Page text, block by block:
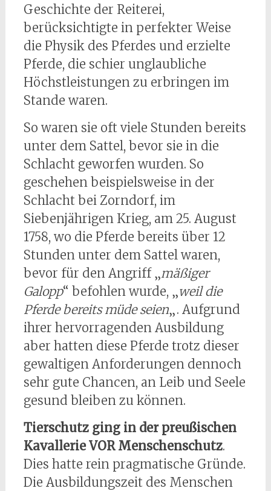
Geschichte der Reiterei,
berücksichtigte in perfekter Weise
die Physik des Pferdes und erzielte
Pferde, die schier unglaubliche
Höchstleistungen zu erbringen im
Stande waren.
So waren sie oft viele Stunden bereits
unter dem Sattel, bevor sie in die
Schlacht geworfen wurden. So
geschehen beispielsweise in der
Schlacht bei Zorndorf, im
Siebenjährigen Krieg, am 25. August
1758, wo die Pferde bereits über 12
Stunden unter dem Sattel waren,
bevor für den Angriff „mäßiger
Galopp“ befohlen wurde, „weil die
Pferde bereits müde seien„. Aufgrund
ihrer hervorragenden Ausbildung
aber hatten diese Pferde trotz dieser
gewaltigen Anforderungen dennoch
sehr gute Chancen, an Leib und Seele
gesund bleiben zu können.
Tierschutz ging in der preußischen
Kavallerie VOR Menschenschutz.
Dies hatte rein pragmatische Gründe.
Die Ausbildungszeit des Menschen